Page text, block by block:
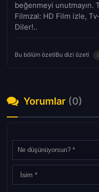
beğenmeyi unutmayın.
Filmzal: HD Film izle,
Diler!..
Bu bölüm özetiBu dizi özeti
Yorumlar (0)